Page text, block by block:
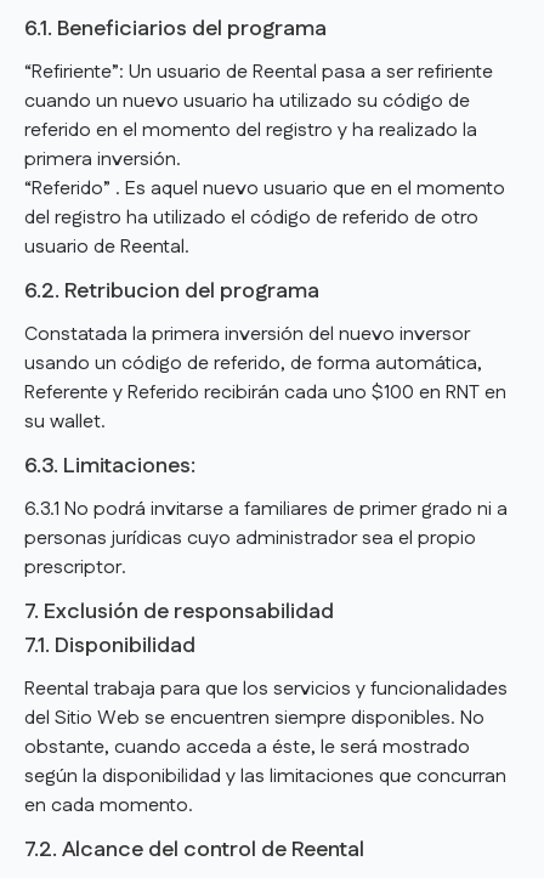
6.1. Beneficiarios del programa
“Refiriente”: Un usuario de Reental pasa a ser refiriente
cuando un nuevo usuario ha utilizado su código de
referido en el momento del registro y ha realizado la
primera inversión.
“Referido” . Es aquel nuevo usuario que en el momento
del registro ha utilizado el código de referido de otro
usuario de Reental.
6.2. Retribucion del programa
Constatada la primera inversión del nuevo inversor
usando un código de referido, de forma automática,
Referente y Referido recibirán cada uno $100 en RNT en
su wallet.
6.3. Limitaciones:
6.3.1 No podrá invitarse a familiares de primer grado ni a
personas jurídicas cuyo administrador sea el propio
prescriptor.
7. Exclusión de responsabilidad
7.1. Disponibilidad
Reental trabaja para que los servicios y funcionalidades
del Sitio Web se encuentren siempre disponibles. No
obstante, cuando acceda a éste, le será mostrado
según la disponibilidad y las limitaciones que concurran
en cada momento.
7.2. Alcance del control de Reental